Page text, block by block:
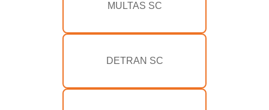
MULTAS SC
DETRAN SC